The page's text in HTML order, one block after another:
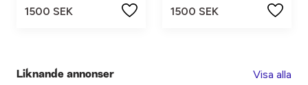
1500 SEK
1500 SEK
Liknande annonser Visa alla